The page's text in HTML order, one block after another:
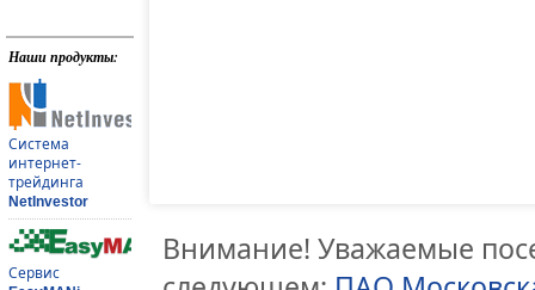
Наши продукты:
Система
интернет-
трейдинга
NetInvestor
Сервис
Внимание! Уважаемые